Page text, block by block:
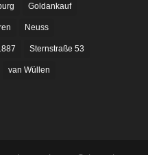
Goldankauf
Neuss
Sternstraße 53
van Wüllen